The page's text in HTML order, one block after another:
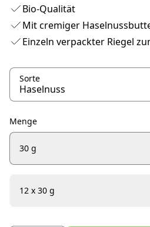
Bio-Qualität
Mit cremiger
Einzeln verpackter Riegel
Sorte
Menge
30 g
12 x 30 g